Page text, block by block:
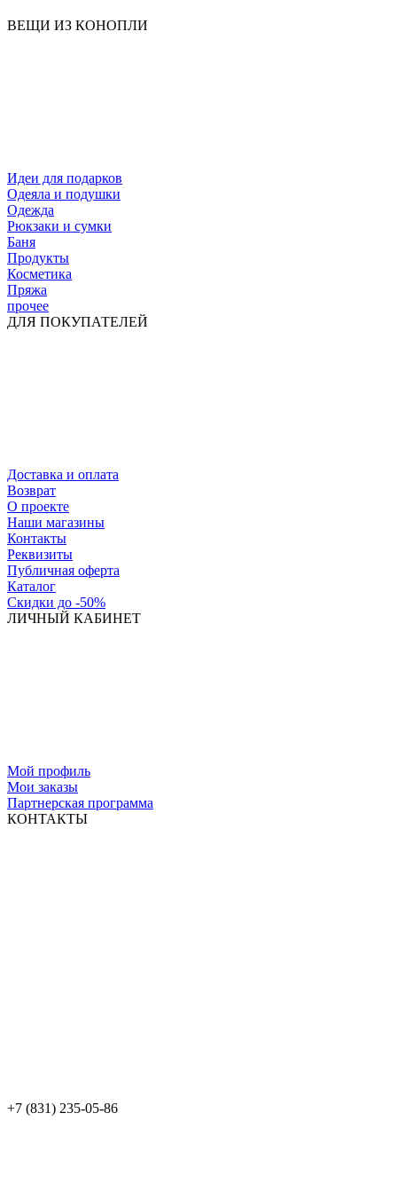
ВЕЩИ ИЗ КОНОПЛИ
Идеи для подарков
Одеяла и подушки
Одежда
Рюкзаки и сумки
Баня
Продукты
Косметика
Пряжа
прочее
ДЛЯ ПОКУПАТЕЛЕЙ
Доставка и оплата
Возврат
О проекте
Наши магазины
Контакты
Реквизиты
Публичная оферта
Каталог
Скидки до -50%
ЛИЧНЫЙ КАБИНЕТ
Мой профиль
Мои заказы
Партнерская программа
КОНТАКТЫ
+7 (831) 235-05-86